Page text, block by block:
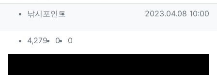
작성자 정보
낚시포인트 작성일
2023.04.08 10:00
컨텐츠 정보
4,279조회
0추천
0